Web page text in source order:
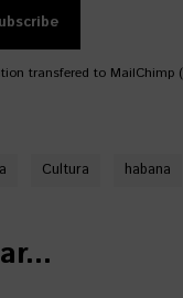
transfered to MailChimp (
Cultura habana